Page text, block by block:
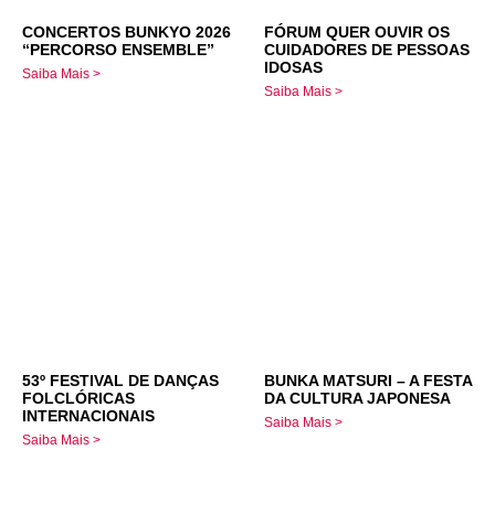
CONCERTOS BUNKYO 2026
“PERCORSO ENSEMBLE”
Saiba Mais >
FÓRUM QUER OUVIR OS
CUIDADORES DE PESSOAS
IDOSAS
Saiba Mais >
53º FESTIVAL DE DANÇAS
FOLCLÓRICAS
INTERNACIONAIS
Saiba Mais >
BUNKA MATSURI – A FESTA
DA CULTURA JAPONESA
Saiba Mais >